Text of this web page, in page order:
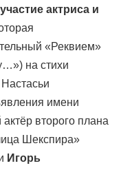
актриса и
«Реквием»
на стихи
имени
второго плана
Шекспира»
Игорь